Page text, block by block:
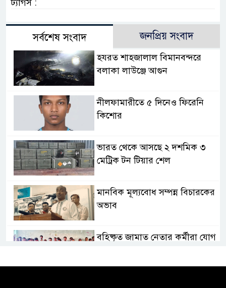
ট্যাগস :
সর্বশেষ সংবাদ জনপ্রিয় সংবাদ
হযরত শাহজালাল বিমানবন্দরে
বলাকা লাউঞ্জে আগুন
নীলফামারীতে ৫ দিনেও ফিরেনি
কিশোর
ভারত থেকে আসছে ২ দশমিক ৩
মেট্রিক টন টিয়ার শেল
মানবিক মূল্যবোধ সম্পন্ন বিচারকের
অভাব
বহিষ্কৃত জামাত নেতার কর্মীরা যোগ